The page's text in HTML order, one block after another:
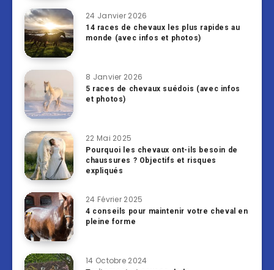
24 Janvier 2026
14 races de chevaux les plus rapides au
monde (avec infos et photos)
8 Janvier 2026
5 races de chevaux suédois (avec infos
et photos)
22 Mai 2025
Pourquoi les chevaux ont-ils besoin de
chaussures ? Objectifs et risques
expliqués
24 Février 2025
4 conseils pour maintenir votre cheval en
pleine forme
14 Octobre 2024